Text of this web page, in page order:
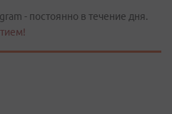
- постоянно в течение дня.